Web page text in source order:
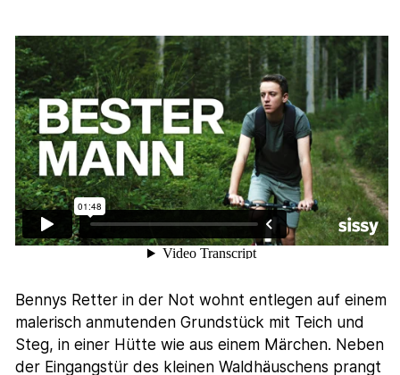
Bennys Retter in der Not wohnt entlegen auf einem
malerisch anmutenden Grundstück mit Teich und
Steg, in einer Hütte wie aus einem Märchen. Neben
der Eingangstür des kleinen Waldhäuschens prangt